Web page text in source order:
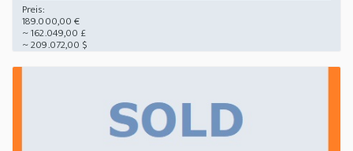
Preis:
189.000,00 €
~ 162.049,00 £
~ 209.072,00 $